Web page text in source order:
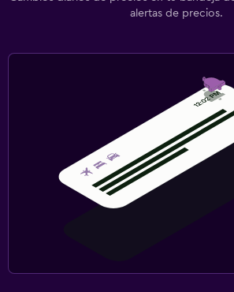
alertas de precios.